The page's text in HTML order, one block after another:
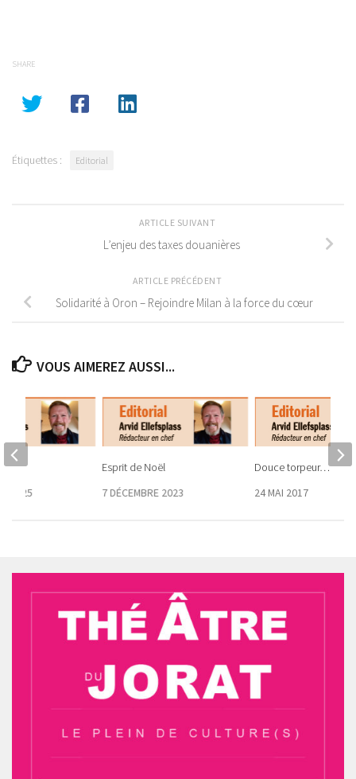
SHARE
Étiquettes : Editorial
ARTICLE SUIVANT
L’enjeu des taxes douanières
ARTICLE PRÉCÉDENT
Solidarité à Oron – Rejoindre Milan à la force du cœur
VOUS AIMEREZ AUSSI...
Esprit de Noël
7 DÉCEMBRE 2023
Douce torpeur…
24 MAI 2017
2025